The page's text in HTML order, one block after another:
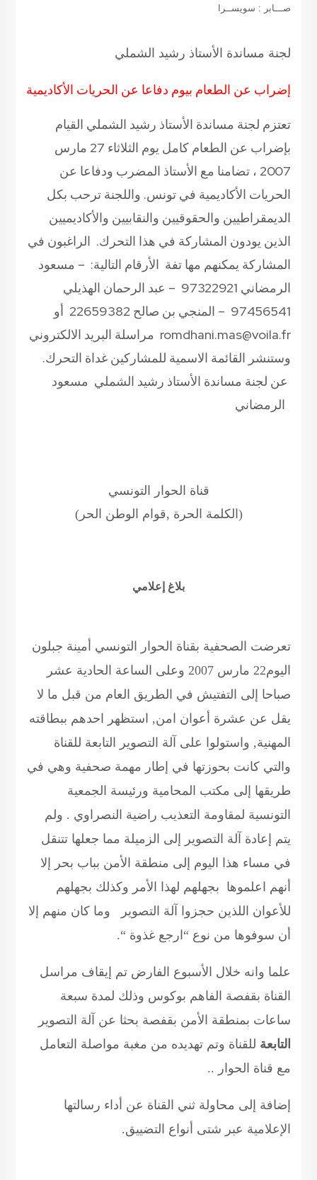
صـــابر : سويســرا
لجنة مساندة الأستاذ رشيد الشملي
إضراب عن الطعام بيوم دفاعا عن الحريات الأكاديمية
بإضراب عن الطعام كامل يوم الثلاثاء 27 مارس
2007 ، تضامنا مع الأستاذ المضرب ودفاعا عن
الحريات الأكاديمية في تونس. واللجنة ترحب بكل
الديمقراطيين والحقوقيين والنقابيين والأكاديميين
الذين يودون المشاركة في هذا التحرك. الراغبون في
المشاركة يمكنهم مها تفة الأرقام التالية: – مسعود
الرمضاني 97322921 – عبد الرحمان الهذيلي
97456541 – المنجي بن صالح 22659382 أو
مراسلة البريد الالكتروني romdhani.mas@voila.fr
عن لجنة مساندة الأستاذ رشيد الشملي مسعود
الرمضاني
قناة الحوار التونسي
(الكلمة الحرة ,قوام الوطن الحر)
بلاغ إعلامي
تعرضت الصحفية بقناة الحوار التونسي أمينة جبلون
اليوم22 مارس 2007 وعلى الساعة الحادية عشر
صباحا إلى التفتيش في الطريق العام من قبل ما لا
يقل عن عشرة أعوان امن, استظهر احدهم ببطاقته
المهنية, واستولوا على آلة التصوير التابعة للقناة
والتي كانت بحوزتها في إطار مهمة صحفية وهي في
طريقها إلى مكتب المحامية ورئيسة الجمعية
التونسية لمقاومة التعذيب راضية النصراوي . ولم
يتم إعادة آلة التصوير إلى الزميلة مما جعلها تتنقل
في مساء هذا اليوم إلى منطقة الأمن بباب بحر إلا
أنهم اعلموها بجهلهم لهذا الأمر وكذلك بجهلهم
للأعوان اللذين حجزوا آلة التصوير وما كان منهم إلا
أن سوفوها من نوع “ارجع غذوة “.
علما وانه خلال الأسبوع الفارض تم إيقاف مراسل
القناة بقفصة الفاهم بوكوس وذلك لمدة سبعة
ساعات بمنطقة الأمن بقفصة بحثا عن آلة التصوير
التابعة للقناة وتم تهديده من مغبة مواصلة التعامل
مع قناة الحوار ..
إضافة إلى محاولة ثني القناة عن أداء رسالتها
الإعلامية عبر شتى أنواع التضييق.